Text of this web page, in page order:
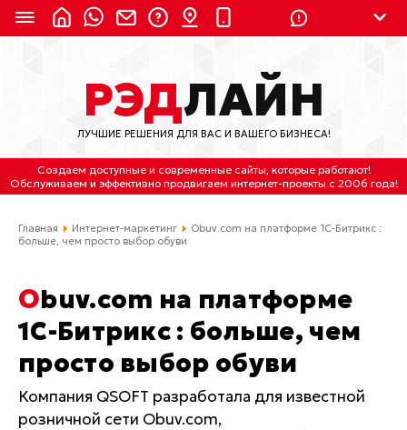
8 (800) 550-9899 (с 2:30 до 11:30 по
Мск)
Бесплатно по России
(4212) 658-653
(4212) 637-673
Отдельный вход \ Левый торец здания
Пн-пт. с 9:30 до 18:30 (по Хбк)
info@lred.ru
Все контакты
РЭДЛАЙН
ЛУЧШИЕ РЕШЕНИЯ ДЛЯ ВАС И ВАШЕГО БИЗНЕСА!
Создаем доступные и современные сайты, которые работают!
Обслуживаем и эффективно продвигаем интернет-проекты с 2006 года!
Главная Интернет-маркетинг
Obuv.com на платформе 1С-Битрикс :
больше, чем просто выбор обуви
Obuv.com на платформе
1С-Битрикс : больше, чем
просто выбор обуви
Компания QSOFT разработала для известной
розничной сети Obuv.com,